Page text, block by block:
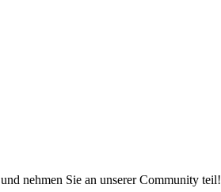
und nehmen Sie an unserer Community teil!